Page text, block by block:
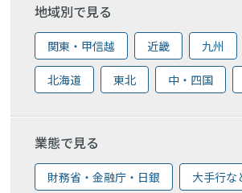
地域別で見る
関東・甲信越 近畿 九州
北海道 東北 中・四国
業態で見る
財務省・金融庁・日銀 大手行な